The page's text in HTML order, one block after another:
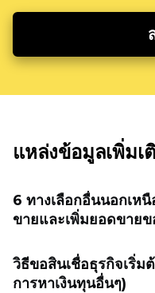
แหล่งข้อมูลเพิ่มเ
6 ทางเลือกอื่นนอกเห
ขายและเพิ่มยอดขาย
วิธีขอสินเชื่อธุรกิจเริ่ม
การหาเงินทุนอื่นๆ)